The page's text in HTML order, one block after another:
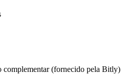
complementar (fornecido pela Bitly)